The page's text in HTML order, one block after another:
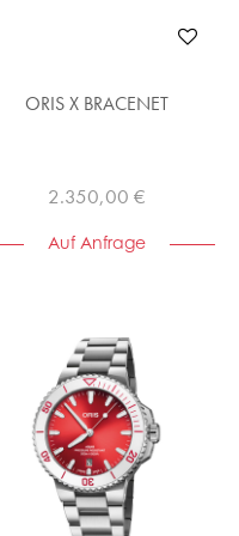
ORIS X BRACENET
2.350,00 €
Auf Anfrage